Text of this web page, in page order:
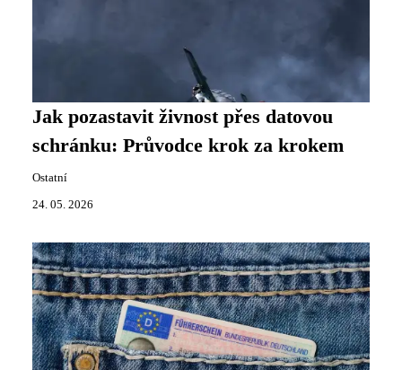
Jak pozastavit živnost přes datovou
schránku: Průvodce krok za krokem
Ostatní
24. 05. 2026